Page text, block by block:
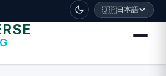
🇯🇵日本語